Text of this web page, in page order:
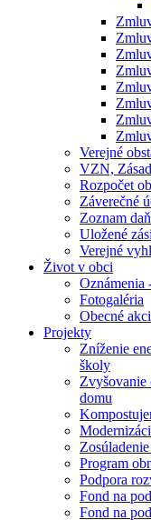
Verejné
VZN,
Rozpočet
Záverečné
Zoznam
Uložené
Verejné
Život v obci
Oznámenia
Fotogaléria
Obecné
Projekty
Zníženie
školy
Zvyšovanie
domu
Program
Podpora
Fond na
Fond na